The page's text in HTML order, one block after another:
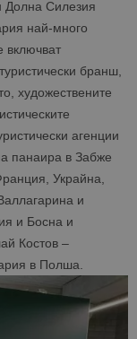
Долна Силезия
най-много
включват
бранш,
художествените
агенции
панаира в Забже
Украйна,
и
и Босна и
Костов –
в Полша.